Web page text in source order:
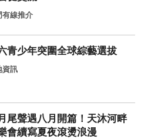
有線推介
青少年突圍全球綜藝選拔
資訊
尾聲遇八月開篇！天沐河畔
會續寫夏夜滾燙浪漫